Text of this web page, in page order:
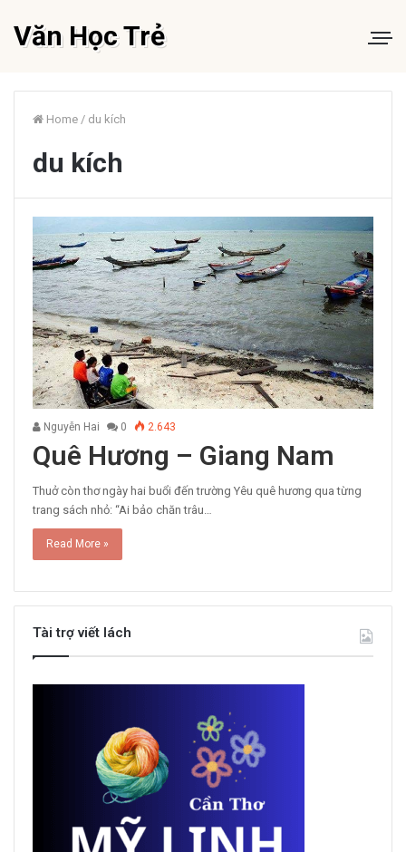
Văn Học Trẻ
Home / du kích
du kích
Nguyễn Hai 0 2.643
Quê Hương – Giang Nam
Thuở còn thơ ngày hai buổi đến trường Yêu quê hương qua từng
trang sách nhỏ: “Ai bảo chăn trâu…
Read More »
Tài trợ viết lách